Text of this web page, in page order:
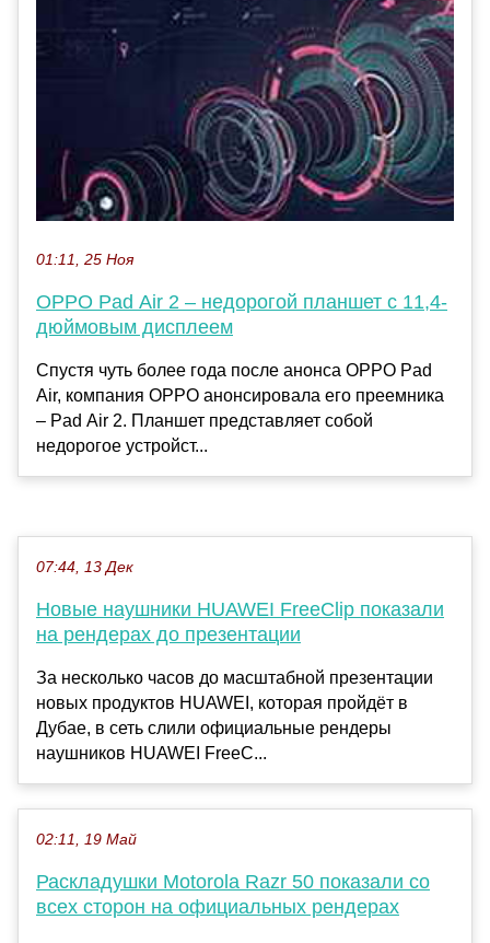
01:11, 25 Ноя
OPPO Pad Air 2 – недорогой планшет с 11,4-
дюймовым дисплеем
Спустя чуть более года после анонса OPPO Pad
Air, компания OPPO анонсировала его преемника
– Pad Air 2. Планшет представляет собой
недорогое устройст...
07:44, 13 Дек
Новые наушники HUAWEI FreeClip показали
на рендерах до презентации
За несколько часов до масштабной презентации
новых продуктов HUAWEI, которая пройдёт в
Дубае, в сеть слили официальные рендеры
наушников HUAWEI FreeC...
02:11, 19 Май
Раскладушки Motorola Razr 50 показали со
всех сторон на официальных рендерах